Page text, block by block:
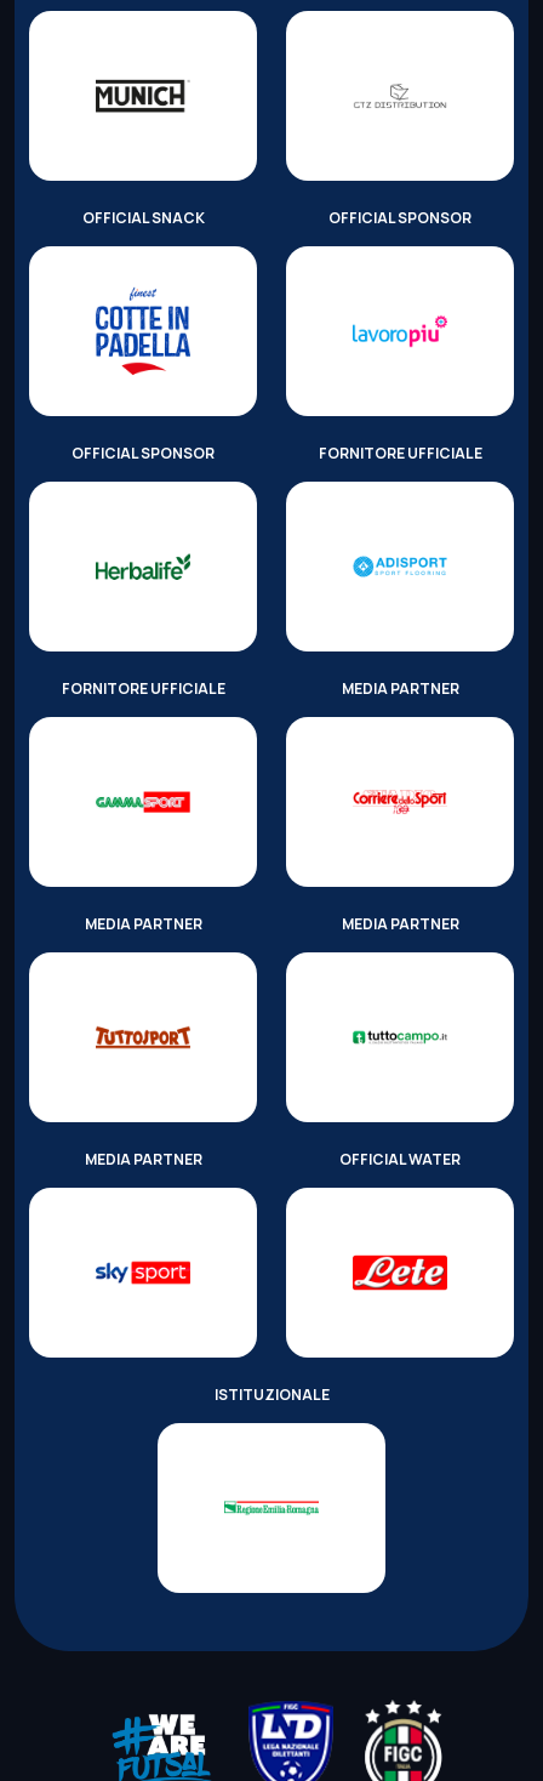
OFFICIAL SNACK OFFICIAL SPONSOR
OFFICIAL SPONSOR FORNITORE UFFICIALE
FORNITORE UFFICIALE MEDIA PARTNER
MEDIA PARTNER MEDIA PARTNER
MEDIA PARTNER OFFICIAL WATER
ISTITUZIONALE